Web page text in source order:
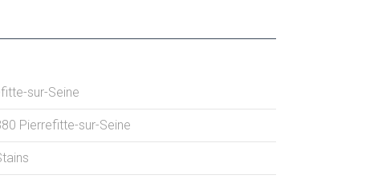
sur-Seine
Pierrefitte-sur-Seine